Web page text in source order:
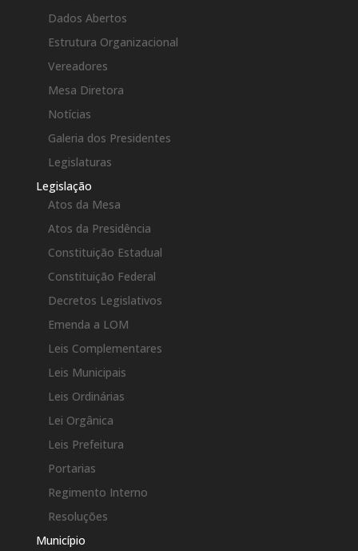
Dados Abertos
Estrutura Organizacional
Vereadores
Mesa Diretora
Notícias
Galeria dos Presidentes
Legislaturas
Legislação
Atos da Mesa
Atos da Presidência
Constituição Estadual
Constituição Federal
Decretos Legislativos
Emenda a LOM
Leis Complementares
Leis Municipais
Leis Ordinárias
Lei Orgânica
Leis Prefeitura
Portarias
Regimento Interno
Resoluções
Município